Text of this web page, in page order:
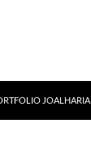
JOALHARIA